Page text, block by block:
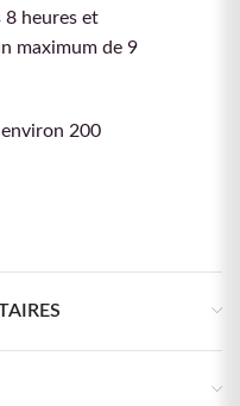
heures et
maximum de 9
200